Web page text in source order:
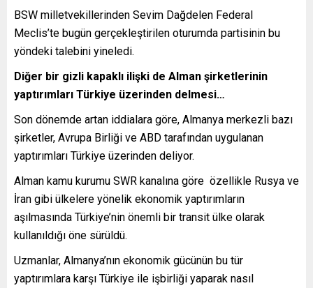
BSW milletvekillerinden Sevim Dağdelen Federal
Meclis’te bugün gerçekleştirilen oturumda partisinin bu
yöndeki talebini yineledi.
Diğer bir gizli kapaklı ilişki de Alman şirketlerinin
yaptırımları Türkiye üzerinden delmesi…
Son dönemde artan iddialara göre, Almanya merkezli bazı
şirketler, Avrupa Birliği ve ABD tarafından uygulanan
yaptırımları Türkiye üzerinden deliyor.
Alman kamu kurumu SWR kanalına göre özellikle Rusya ve
İran gibi ülkelere yönelik ekonomik yaptırımların
aşılmasında Türkiye’nin önemli bir transit ülke olarak
kullanıldığı öne sürüldü.
Uzmanlar, Almanya’nın ekonomik gücünün bu tür
yaptırımlara karşı Türkiye ile işbirliği yaparak nasıl